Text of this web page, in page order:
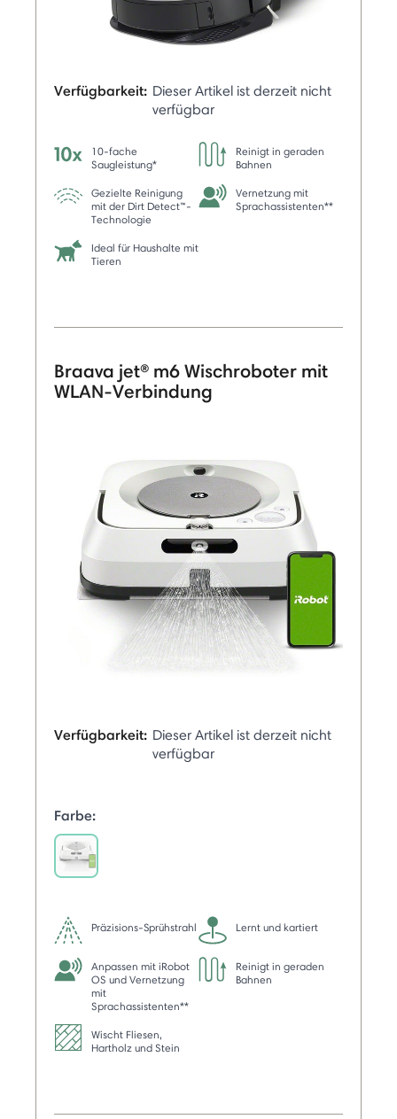
Verfügbarkeit: Dieser Artikel ist derzeit nicht
verfügbar
10-fache
Saugleistung*
Reinigt in geraden
Bahnen
Gezielte Reinigung
mit der Dirt Detect™-
Technologie
Vernetzung mit
Sprachassistenten**
Ideal für Haushalte mit
Tieren
Braava jet® m6 Wischroboter mit
WLAN-Verbindung
Verfügbarkeit: Dieser Artikel ist derzeit nicht
verfügbar
Farbe:
Präzisions-Sprühstrahl Lernt und kartiert
Anpassen mit iRobot
OS und Vernetzung
mit
Sprachassistenten**
Reinigt in geraden
Bahnen
Wischt Fliesen,
Hartholz und Stein